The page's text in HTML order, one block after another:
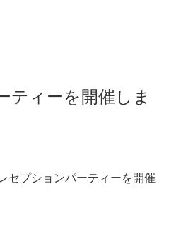
ティーを開催しま
セプションパーティーを開催